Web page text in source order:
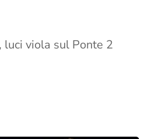
luci viola sul Ponte 2